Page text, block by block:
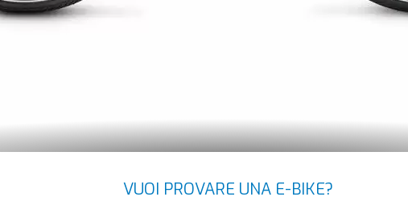
VUOI PROVARE UNA E-BIKE?